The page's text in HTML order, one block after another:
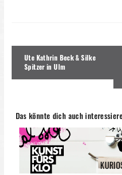
Beitragsnavigation
Ute Kathrin Beck & Silke
Spitzer in Ulm
Das könnte dich auch